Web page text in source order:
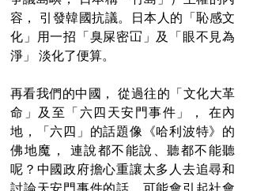
容， 引發韓國抗議。日本人的「恥感文
化」用一招「臭屎密冚」及「眼不見為
淨」 淡化了便算。
再看我們的中國， 從過往的「文化大革
命」及至「六四天安門事件」， 在內
地，「六四」的話題像《哈利波特》的
佛地魔， 連說都不能說、聽都不能聽
呢？中國政府擔心重讓太多人去追尋和